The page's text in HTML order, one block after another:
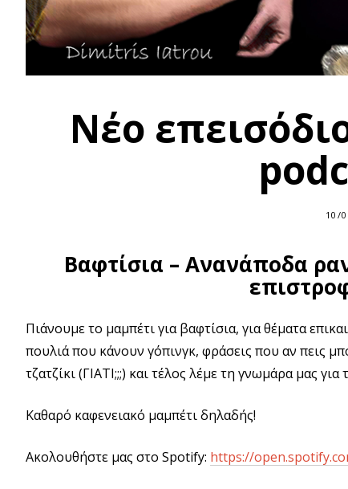
Νέο
10/
Βαφτίσια – Ανανάποδα
Πιάνουμε το μαμπέτι για βαφτίσια, για θέματα
πουλιά που κάνουν γόπινγκ, φράσεις που αν πεις
τζατζίκι (ΓΙΑΤΙ;;;) και τέλος λέμε τη γνωμάρα μας
Καθαρό καφενειακό μαμπέτι δηλαδής!
Ακολουθήστε μας στο Spotify: https://